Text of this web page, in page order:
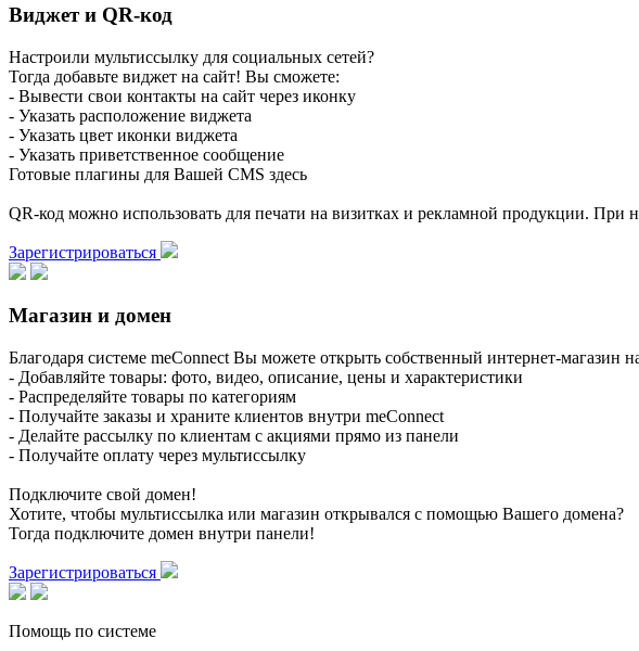
Виджет и QR-код
Настроили мультиссылку для социальных сетей?
Тогда добавьте виджет на сайт! Вы сможете:
- Вывести свои контакты на сайт через иконку
- Указать расположение виджета
- Указать цвет иконки виджета
- Указать приветственное сообщение
Готовые плагины для Вашей CMS здесь
QR-код можно использовать для печати на визитках и рекламной продукции.
Зарегистрироваться
Магазин и домен
Благодаря системе meConnect Вы можете открыть собственный интернет-магазин
- Добавляйте товары: фото, видео, описание, цены и характеристики
- Распределяйте товары по категориям
- Получайте заказы и храните клиентов внутри meConnect
- Делайте рассылку по клиентам с акциями прямо из панели
- Получайте оплату через мультиссылку
Подключите свой домен!
Хотите, чтобы мультиссылка или магазин открывался с помощью Вашего домена?
Тогда подключите домен внутри панели!
Зарегистрироваться
Помощь по системе